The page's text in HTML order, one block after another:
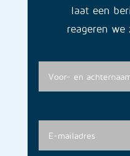
laat een
reageren we